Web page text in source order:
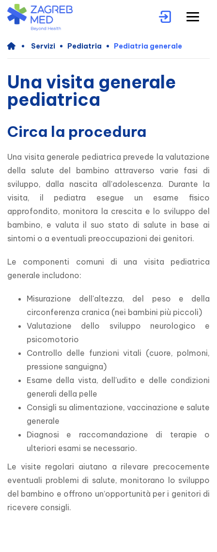
Servizi Pediatria Pediatria generale
Una visita generale
pediatrica
Circa la procedura
Una visita generale pediatrica prevede la valutazione
della salute del bambino attraverso varie fasi di
sviluppo, dalla nascita all'adolescenza. Durante la
visita, il pediatra esegue un esame fisico
approfondito, monitora la crescita e lo sviluppo del
bambino, e valuta il suo stato di salute in base ai
sintomi o a eventuali preoccupazioni dei genitori.
Le componenti comuni di una visita pediatrica
generale includono:
Misurazione dell'altezza, del peso e della
circonferenza cranica (nei bambini più piccoli)
Valutazione dello sviluppo neurologico e
psicomotorio
Controllo delle funzioni vitali (cuore, polmoni,
pressione sanguigna)
Esame della vista, dell'udito e delle condizioni
generali della pelle
Consigli su alimentazione, vaccinazione e salute
generale
Diagnosi e raccomandazione di terapie o
ulteriori esami se necessario.
Le visite regolari aiutano a rilevare precocemente
eventuali problemi di salute, monitorano lo sviluppo
del bambino e offrono un’opportunità per i genitori di
ricevere consigli.